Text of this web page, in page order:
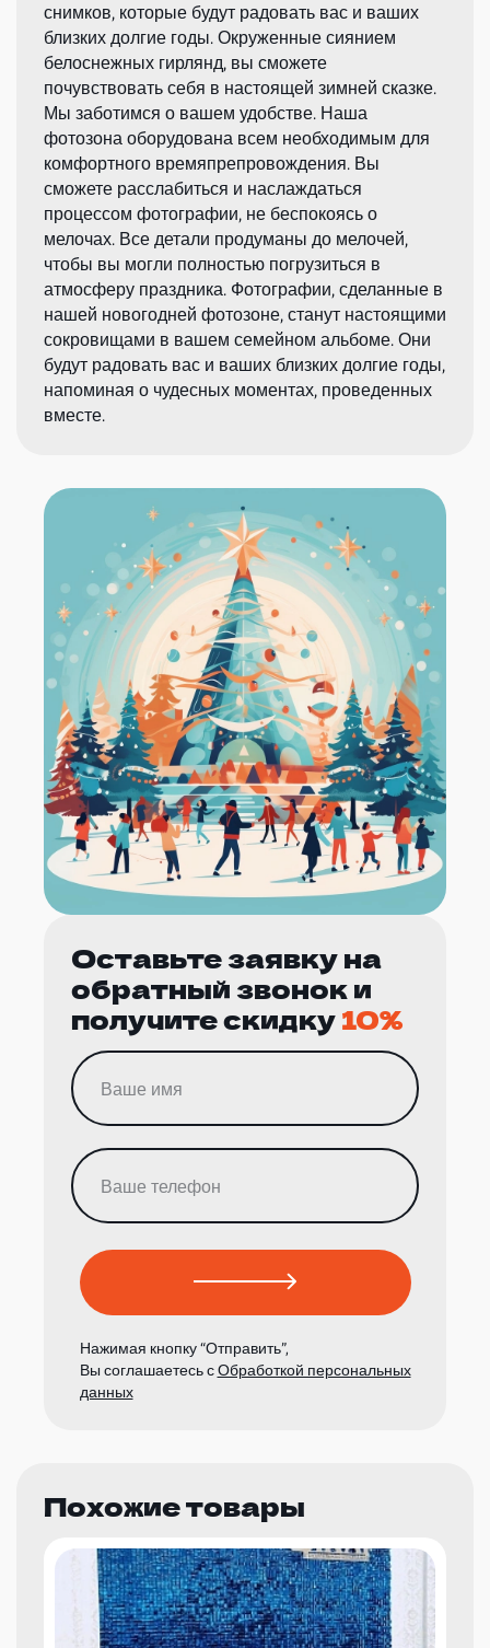
снимков, которые будут радовать вас и ваших
близких долгие годы. Окруженные сиянием
белоснежных гирлянд, вы сможете
почувствовать себя в настоящей зимней сказке.
Мы заботимся о вашем удобстве. Наша
фотозона оборудована всем необходимым для
комфортного времяпрепровождения. Вы
сможете расслабиться и наслаждаться
процессом фотографии, не беспокоясь о
мелочах. Все детали продуманы до мелочей,
чтобы вы могли полностью погрузиться в
атмосферу праздника. Фотографии, сделанные в
нашей новогодней фотозоне, станут настоящими
сокровищами в вашем семейном альбоме. Они
будут радовать вас и ваших близких долгие годы,
напоминая о чудесных моментах, проведенных
вместе.
Оставьте заявку на
обратный звонок и
получите скидку10%
Нажимая кнопку “Отправить”,
Вы соглашаетесь сОбработкой персональных
данных
Похожие товары